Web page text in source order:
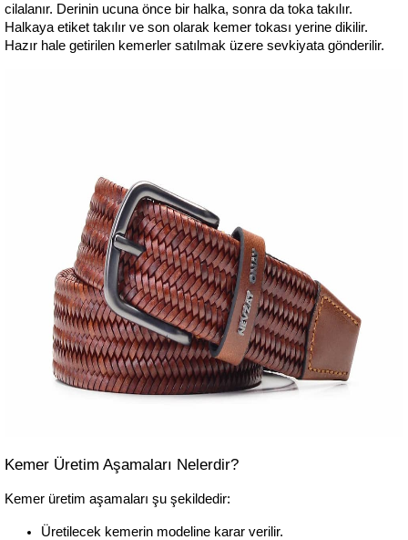
cilalanır. Derinin ucuna önce bir halka, sonra da toka takılır.
Halkaya etiket takılır ve son olarak kemer tokası yerine dikilir.
Hazır hale getirilen kemerler satılmak üzere sevkiyata gönderilir.
Kemer Üretim Aşamaları Nelerdir?
Kemer üretim aşamaları şu şekildedir:
Üretilecek kemerin modeline karar verilir.